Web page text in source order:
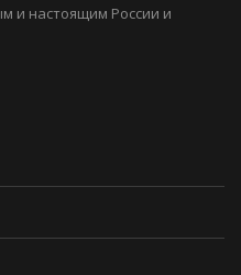
и настоящим России и